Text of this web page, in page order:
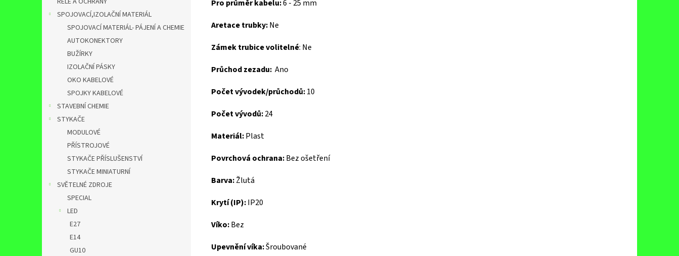
SPOJOVACÍ,IZOLAČNÍ MATERIÁL
SPOJOVACÍ MATERIÁL- PÁJENÍ A CHEMIE
AUTOKONEKTORY
BUŽÍRKY
IZOLAČNÍ PÁSKY
OKO KABELOVÉ
SPOJKY KABELOVÉ
STAVEBNÍ CHEMIE
STYKAČE
MODULOVÉ
PŘÍSTROJOVÉ
STYKAČE PŘÍSLUŠENSTVÍ
STYKAČE MINIATURNÍ
SVĚTELNÉ ZDROJE
SPECIAL
LED
E27
E14
GU10
Pro průměr kabelu:6 - 25 mm
Aretace trubky:Ne
Zámek trubice volitelné: Ne
Průchod zezadu: Ano
Počet vývodek/průchodů:10
Počet vývodů:24
Materiál:Plast
Povrchová ochrana:Bez ošetření
Barva:Žlutá
Krytí (IP):IP20
Víko:Bez
Upevnění víka:Šroubované